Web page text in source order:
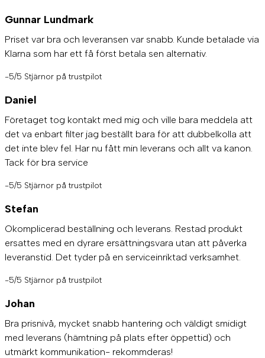
Gunnar Lundmark
Priset var bra och leveransen var snabb. Kunde betalade via
Klarna som har ett få först betala sen alternativ.
-5/5 Stjärnor på trustpilot
Daniel
Företaget tog kontakt med mig och ville bara meddela att
det va enbart filter jag beställt bara för att dubbelkolla att
det inte blev fel. Har nu fått min leverans och allt va kanon.
Tack för bra service
-5/5 Stjärnor på trustpilot
Stefan
Okomplicerad beställning och leverans. Restad produkt
ersattes med en dyrare ersättningsvara utan att påverka
leveranstid. Det tyder på en serviceinriktad verksamhet.
-5/5 Stjärnor på trustpilot
Johan
Bra prisnivå, mycket snabb hantering och väldigt smidigt
med leverans (hämtning på plats efter öppettid) och
utmärkt kommunikation- rekommderas!